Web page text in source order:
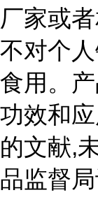
厂家或
不对个
食用。
功效和
的文献,
品监督